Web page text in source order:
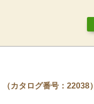
（カタログ番号：22038）